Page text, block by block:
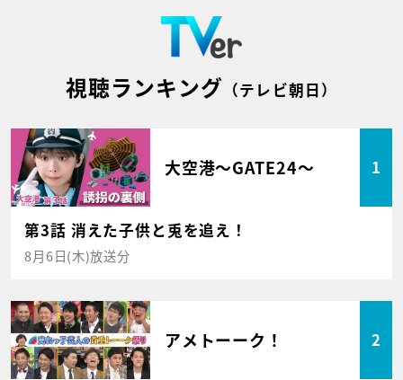
視聴ランキング （テレビ朝日）
大空港～GATE24～ 1
第3話 消えた子供と兎を追え！
8月6日(木)放送分
アメトーーク！ 2